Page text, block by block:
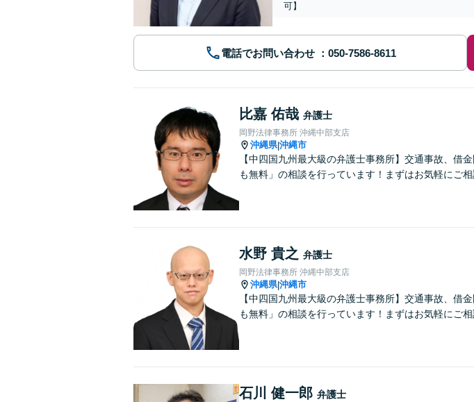
可】
電話でお問い合わせ
比嘉 佑哉 弁護士
岡野法律事務所 沖縄中部支店
沖縄県|沖縄市
【中四国九州最大級の弁護士事務所】交通事故、借
も無料」の相談を行っています！まずはお気軽にご相
水野 貴之 弁護士
岡野法律事務所 沖縄中部支店
沖縄県|沖縄市
【中四国九州最大級の弁護士事務所】交通事故、借
も無料」の相談を行っています！まずはお気軽にご相
石川 健一郎 弁護士